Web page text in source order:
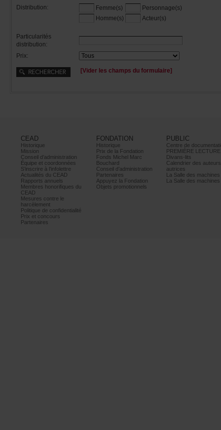
Distribution: Femme(s)
Personnage(s)
Homme(s)
Acteur(s)
Particularités
distribution:
Prix:
[Viderleschampsduformulaire]
CEAD
Historique
Mission
Conseild’administration
Équipeetcoordonnées
S’inscrireàl’infolettre
ActualitésduCEAD
Rapportsannuels
Membreshonorifiquesdu
CEAD
Mesurescontrele
harcèlement
Politiquedeconfidentialité
Prixetconcours
Partenaires
FONDATION
Historique
PrixdelaFondation
FondsMichelMarc
Bouchard
Conseild’administration
Partenaires
AppuyezlaFondation
Objetspromotionnels
PUBLIC
PREMIÈRELECTURE
Divans-lits
autrices